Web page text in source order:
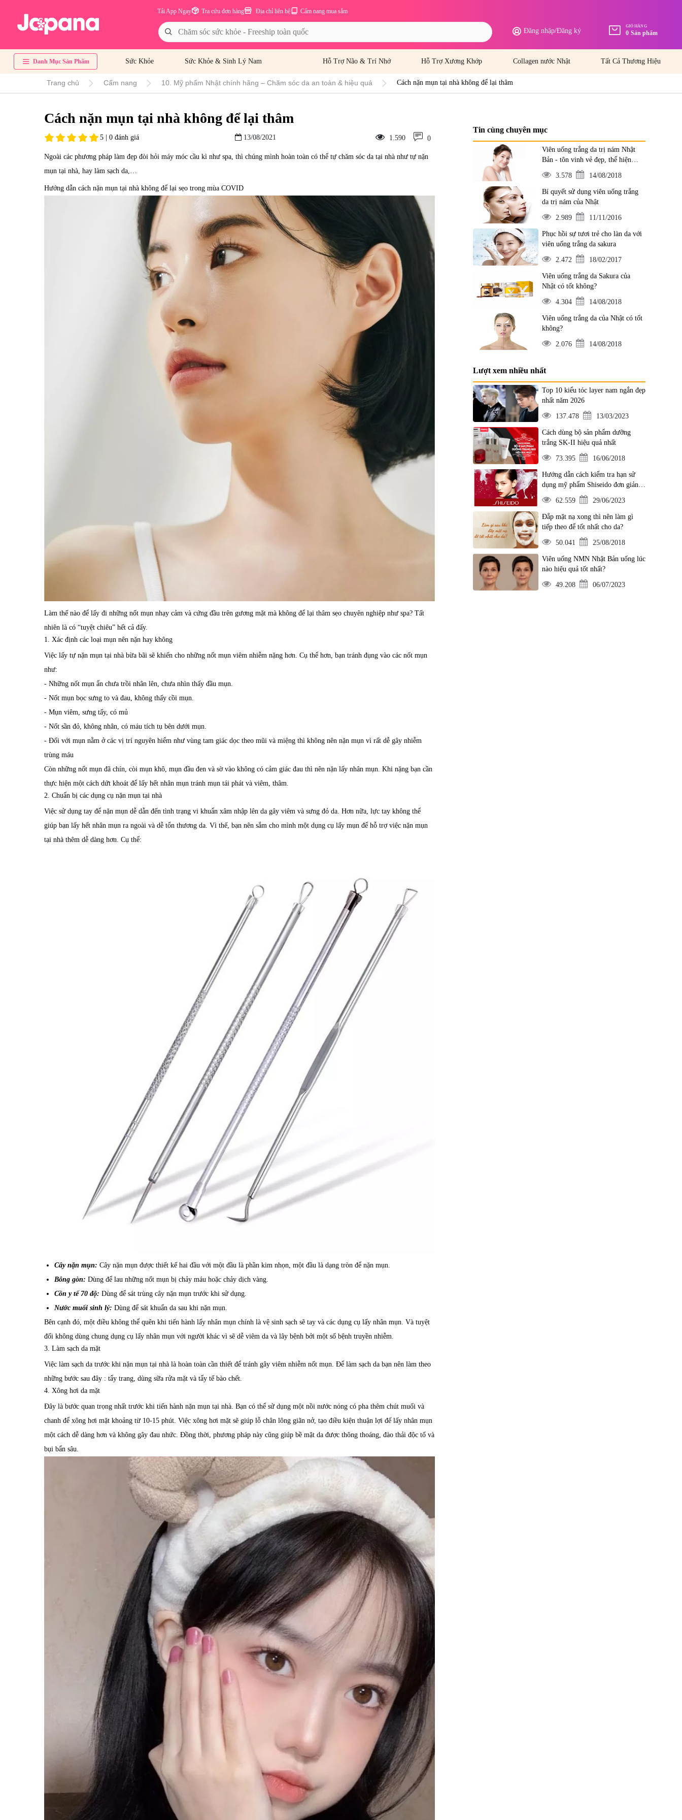
Cẩm nang mua sắm
Địa chỉ liên hệ
Tra cứu đơn hàng
Tải App Ngay
Đăng nhập/Đăng ký
GIỎ HÀNG
0 Sản phẩm
Danh Mục Sản Phẩm Sức Khỏe Sức Khỏe & Sinh Lý Nam Hỗ Trợ Não & Trí Nhớ Hỗ Trợ Xương Khớp Collagen nước Nhật Tất Cả Thương Hiệu
Trang chủ Cẩm nang 10. Mỹ phẩm Nhật chính hãng – Chăm sóc da an toàn & hiệu quả Cách nặn mụn tại nhà không để lại thâm
Cách nặn mụn tại nhà không để lại thâm
5 | 0 đánh giá 13/08/2021 1.590 0
Ngoài các phương pháp làm đẹp đòi hỏi máy móc cầu kì như spa, thì chúng mình hoàn toàn có thể tự chăm sóc da tại nhà như tự nặn
mụn tại nhà, hay làm sạch da,…
Hướng dẫn cách nặn mụn tại nhà không để lại sẹo trong mùa COVID
Làm thế nào để lấy đi những nốt mụn nhạy cảm và cứng đầu trên gương mặt mà không để lại thâm sẹo chuyên nghiệp như spa? Tất
nhiên là có “tuyệt chiêu” hết cả đấy.
1. Xác định các loại mụn nên nặn hay không
Việc lấy tự nặn mụn tại nhà bừa bãi sẽ khiến cho những nốt mụn viêm nhiễm nặng hơn. Cụ thể hơn, bạn tránh đụng vào các nốt mụn
như:
- Những nốt mụn ẩn chưa trồi nhân lên, chưa nhìn thấy đầu mụn.
- Nốt mụn bọc sưng to và đau, không thấy cồi mụn.
- Mụn viêm, sưng tấy, có mủ
- Nốt sần đỏ, không nhân, có máu tích tụ bên dưới mụn.
- Đối với mụn nằm ở các vị trí nguyên hiểm như vùng tam giác dọc theo mũi và miệng thì không nên nặn mụn vì rất dễ gây nhiễm
trùng máu
Còn những nốt mụn đã chín, còi mụn khô, mụn đầu đen và sờ vào không có cảm giác đau thì nên nặn lấy nhân mụn. Khi nặng bạn cần
thực hiện một cách dứt khoát để lấy hết nhân mụn tránh mụn tái phát và viêm, thâm.
2. Chuẩn bị các dụng cụ nặn mụn tại nhà
Việc sử dụng tay để nặn mụn dễ dẫn đến tình trạng vi khuẩn xâm nhập lên da gây viêm và sưng đỏ da. Hơn nữa, lực tay không thể
giúp bạn lấy hết nhân mụn ra ngoài và dễ tổn thương da. Vì thế, bạn nên sắm cho mình một dụng cụ lấy mụn để hỗ trợ việc nặn mụn
tại nhà thêm dễ dàng hơn. Cụ thể:
Cây nặn mụn: Cây nặn mụn được thiết kế hai đầu với một đầu là phần kim nhọn, một đầu là dạng tròn để nặn mụn.
Bông gòn: Dùng để lau những nốt mụn bị chảy máu hoặc chảy dịch vàng.
Cồn y tế 70 độ: Dùng để sát trùng cây nặn mụn trước khi sử dụng.
Nước muối sinh lý: Dùng để sát khuẩn da sau khi nặn mụn.
Bên cạnh đó, một điều không thể quên khi tiến hành lấy nhân mụn chính là vệ sinh sạch sẽ tay và các dụng cụ lấy nhân mụn. Và tuyệt
đối không dùng chung dụng cụ lấy nhân mụn với người khác vì sẽ dễ viêm da và lây bệnh bởi một số bệnh truyền nhiễm.
3. Làm sạch da mặt
Việc làm sạch da trước khi nặn mụn tại nhà là hoàn toàn cần thiết để tránh gây viêm nhiễm nốt mụn. Để làm sạch da bạn nên làm theo
những bước sau đây : tẩy trang, dùng sữa rửa mặt và tẩy tế bào chết.
4. Xông hơi da mặt
Đây là bước quan trọng nhất trước khi tiến hành nặn mụn tại nhà. Bạn có thể sử dụng một nồi nước nóng có pha thêm chút muối và
chanh để xông hơi mặt khoảng từ 10-15 phút. Việc xông hơi mặt sẽ giúp lỗ chân lông giãn nở, tạo điều kiện thuận lợi đế lấy nhân mụn
một cách dễ dàng hơn và không gây đau nhức. Đồng thời, phương pháp này cũng giúp bề mặt da được thông thoáng, đào thải độc tố và
bụi bẩn sâu.
Tin cùng chuyên mục
Viên uống trắng da trị nám Nhật
Bản - tôn vinh vẻ đẹp, thể hiện
đẳng cấp
3.578 14/08/2018
Bí quyết sử dụng viên uống trắng
da trị nám của Nhật
2.989 11/11/2016
Phục hồi sự tươi trẻ cho làn da với
viên uống trắng da sakura
2.472 18/02/2017
Viên uống trắng da Sakura của
Nhật có tốt không?
4.304 14/08/2018
Viên uống trắng da của Nhật có tốt
không?
2.076 14/08/2018
Lượt xem nhiều nhất
Top 10 kiểu tóc layer nam ngắn đẹp
nhất năm 2026
137.478 13/03/2023
Cách dùng bộ sản phẩm dưỡng
trắng SK-II hiệu quả nhất
73.395 16/06/2018
Hướng dẫn cách kiểm tra hạn sử
dụng mỹ phẩm Shiseido đơn giản
nhất
62.559 29/06/2023
Đắp mặt nạ xong thì nên làm gì
tiếp theo để tốt nhất cho da?
50.041 25/08/2018
Viên uống NMN Nhật Bản uống lúc
nào hiệu quả tốt nhất?
49.208 06/07/2023